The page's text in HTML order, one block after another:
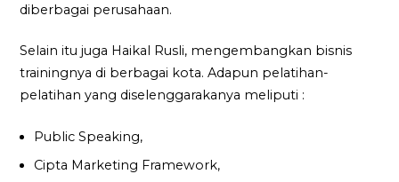
diberbagai perusahaan.
Selain itu juga Haikal Rusli, mengembangkan bisnis
trainingnya di berbagai kota. Adapun pelatihan-
pelatihan yang diselenggarakanya meliputi :
Public Speaking,
Cipta Marketing Framework,